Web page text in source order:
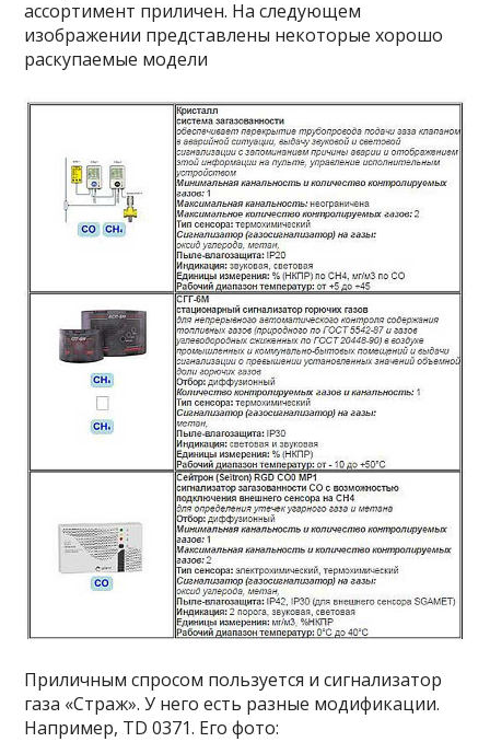
ассортимент приличен. На следующем
изображении представлены некоторые хорошо
раскупаемые модели
Приличным спросом пользуется и сигнализатор
газа «Страж». У него есть разные модификации.
Например, TD 0371. Его фото: